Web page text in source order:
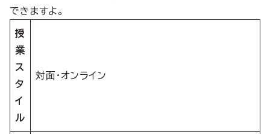
できますよ。
授
業
ス
タ
イ
ル
対面・オンライン